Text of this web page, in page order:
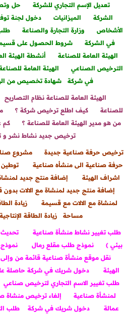
تعديل الإسم التجاري للشركة
حل
الشركة
الميزانيات دخول لجنة
الأشخاص
وزارة التجارة والصناعة
في الشركة
شروط الحصول على
الهيئة العامة للصناعة
أنشطة الهيئة
الترخيص الصناعي
الهيئة العامة
في شركة
شهادة تخصيص من
الهيئة العامة للصناعة نظام التصاريح
للصناعة
كيف اطلع ترخيص شركة ؟
من هو مدير الهيئة العامة للصناعة ؟
كم
ترخيص جديد نشاط نشر و
ترخيص حرفة صناعية جديدة مشروع
حرفة صناعية الى منشأه صناعية
اشراف الهيئة
إضافة منتج جديد
إضافة منتج جديد لمنشاة مع الالات
لمنشاة مع الالات مع قسيمة
زيادة
مساحة
زيادة الطاقة
طلب تغيير نشاط منشأة صناعية
بيئي )
نموذج طلب مقلع رمال
نقل موقع منشأة صناعية قائمة من
الهيئة
دخول شريك في شركة حاصلة
طلب تغيير الاسم التجاري لترخيص صناعي
لمنشأة صناعية
إلغاء ترخيص منشاة
عمالة
دخول شريك في شركة
طلب